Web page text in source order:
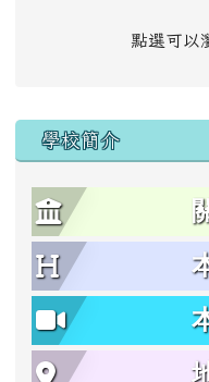
點選可以
學校簡介